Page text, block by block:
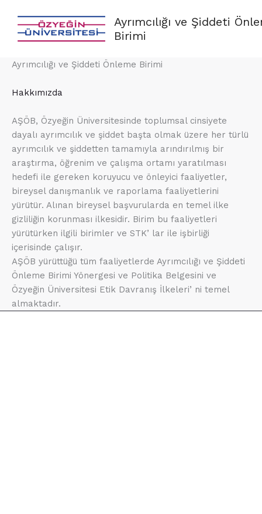
Ayrımcılığı ve Şiddeti
Birimi
Ayrımcılığı ve Şiddeti Önleme Birimi
Hakkımızda
AŞÖB, Özyeğin Üniversitesinde toplumsal cinsiyete
dayalı ayrımcılık ve şiddet başta olmak üzere her türlü
ayrımcılık ve şiddetten tamamıyla arındırılmış bir
araştırma, öğrenim ve çalışma ortamı yaratılması
hedefi ile gereken koruyucu ve önleyici faaliyetler,
bireysel danışmanlık ve raporlama faaliyetlerini
yürütür. Alınan bireysel başvurularda en temel ilke
gizliliğin korunması ilkesidir. Birim bu faaliyetleri
yürütürken ilgili birimler ve STK’ lar ile işbirliği
içerisinde çalışır.
AŞÖB yürüttüğü tüm faaliyetlerde Ayrımcılığı ve Şiddeti
Önleme Birimi Yönergesi ve Politika Belgesini ve
Özyeğin Üniversitesi Etik Davranış İlkeleri’ ni temel
almaktadır.